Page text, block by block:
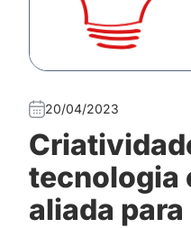
20/04/2023
tecnologia
aliada